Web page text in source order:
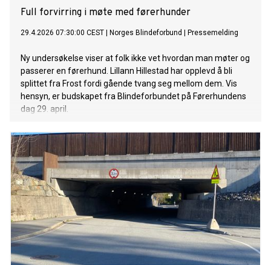
Full forvirring i møte med førerhunder
29.4.2026 07:30:00 CEST Norges Blindeforbund Pressemelding
Ny undersøkelse viser at folk ikke vet hvordan man møter og
passerer en førerhund. Lillann Hillestad har opplevd å bli
splittet fra Frost fordi gående tvang seg mellom dem. Vis
hensyn, er budskapet fra Blindeforbundet på Førerhundens
dag 29. april.